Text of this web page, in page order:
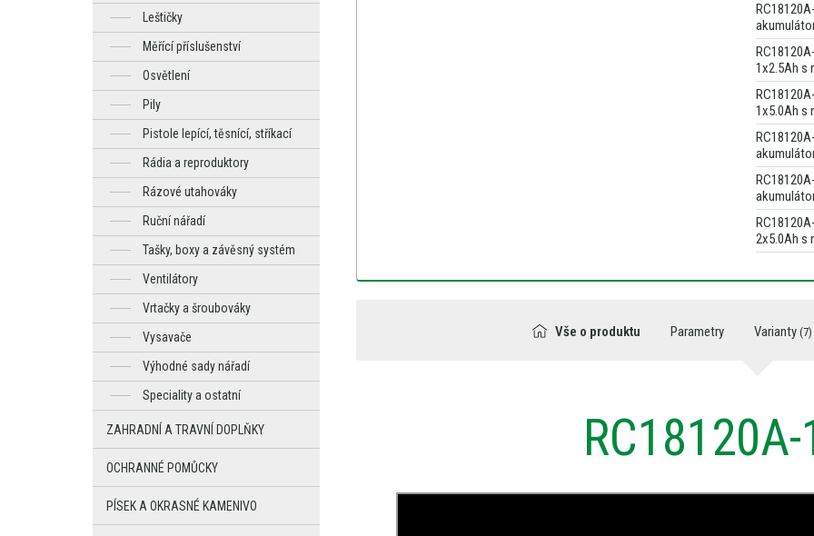
1x2.5Ah s
1x5.0Ah s
2x5.0Ah s
Vše o produktu Parametry Varianty (7)
Leštičky
Měřící příslušenství
Osvětlení
Pily
Pistole lepící, těsnící, stříkací
Rádia a reproduktory
Rázové utahováky
Ruční nářadí
Tašky, boxy a závěsný systém
Ventilátory
Vrtačky a šroubováky
Vysavače
Výhodné sady nářadí
Speciality a ostatní
ZAHRADNÍ A TRAVNÍ DOPLŇKY
OCHRANNÉ POMŮCKY
PÍSEK A OKRASNÉ KAMENIVO